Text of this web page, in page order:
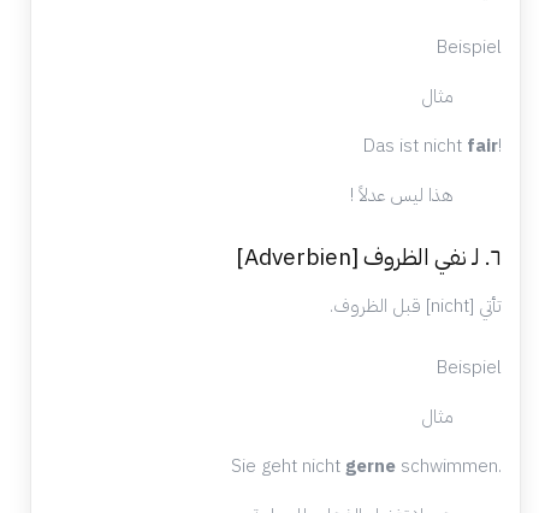
Beispiel
مثال
Das ist nicht fair!
هذا ليس عدلاً !
٦. لـ نفي الظروف [Adverbien]
تأتي [nicht] قبل الظروف.
Beispiel
مثال
Sie geht nichtgerne schwimmen.